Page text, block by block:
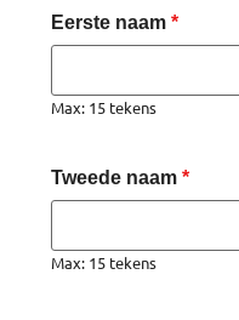
Eerste naam *
Max: 15 tekens
Tweede naam *
Max: 15 tekens